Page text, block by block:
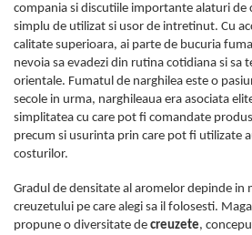
compania si discutiile importante alaturi de
simplu de utilizat si usor de intretinut. Cu
calitate superioara, ai parte de bucuria
nevoia sa evadezi din rutina cotidiana si sa
orientale. Fumatul de narghilea este o
secole in urma, narghileaua era asociata
simplitatea cu care pot fi comandate
precum si usurinta prin care pot fi utilizate
costurilor.
Gradul de densitate al aromelor depinde in
creuzetului pe care alegi sa il folosesti.
propune o diversitate de creuzete,